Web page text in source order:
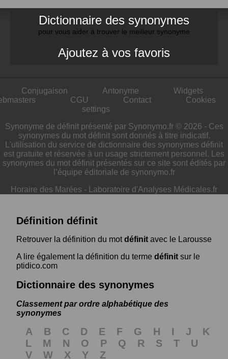
Dictionnaire des synonymes
pour vous aider à trouver le meilleur synonyme
Ajoutez à vos favoris
Conjugaison Antonyme
Widgets
CGU Contact
Cookies
settings
Synonyme de définit présenté par Synonymo.fr © 2026 - Ces
synonymes du mot définit sont donnés à titre indicatif.
L'utilisation du service de dictionnaire des synonymes définit
est gratuite et réservée à un usage strictement personnel. Les
synonymes du mot définit présentés sur ce site sont édités par
l’équipe éditoriale de synonymo.fr
Horaire des Marées - Laboratoire d'Analyses Médicales.fr
Définition définit
Retrouver la définition du motdéfinit avec le Larousse
A lire également la définition du terme définit sur le
ptidico.com
Dictionnaire des synonymes
Classement par ordre alphabétique des
synonymes
A B C D E F G H I J
K
L
M N O P Q R S T
U
V
W X Y Z